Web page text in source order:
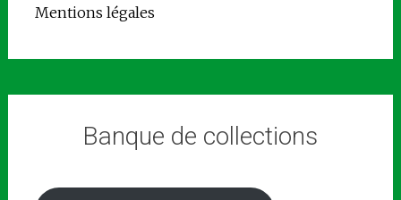
Mentions légales
Banque de collections